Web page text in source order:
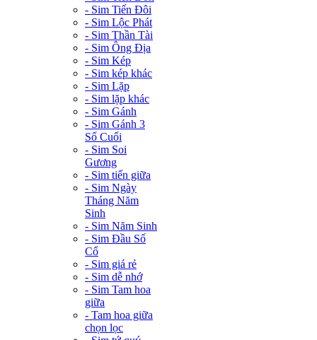
- Sim Tiến Đôi
- Sim Lộc Phát
- Sim Thần Tài
- Sim Ông Địa
- Sim Kép
- Sim kép khác
- Sim Lặp
- Sim lặp khác
- Sim Gánh
- Sim Gánh 3
Số Cuối
- Sim Soi
Gương
- Sim tiến giữa
- Sim Ngày
Tháng Năm
Sinh
- Sim Năm Sinh
- Sim Đầu Số
Cổ
- Sim giá rẻ
- Sim dễ nhớ
- Sim Tam hoa
giữa
- Tam hoa giữa
chọn lọc